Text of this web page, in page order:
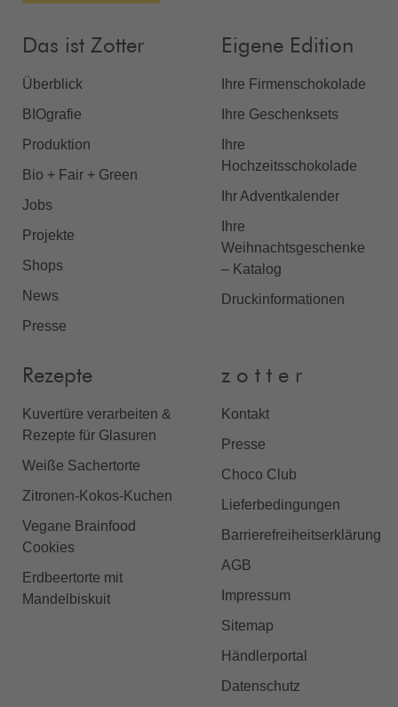
Das ist Zotter
Überblick
BIOgrafie
Produktion
Bio + Fair + Green
Jobs
Projekte
Shops
News
Presse
Eigene Edition
Ihre Firmenschokolade
Ihre Geschenksets
Ihre
Hochzeitsschokolade
Ihr Adventkalender
Ihre
Weihnachtsgeschenke
– Katalog
Druckinformationen
Rezepte
Kuvertüre verarbeiten &
Rezepte für Glasuren
Weiße Sachertorte
Zitronen-Kokos-Kuchen
Vegane Brainfood
Cookies
Erdbeertorte mit
Mandelbiskuit
z o t t e r
Kontakt
Presse
Choco Club
Lieferbedingungen
Barrierefreiheitserklärung
AGB
Impressum
Sitemap
Händlerportal
Datenschutz